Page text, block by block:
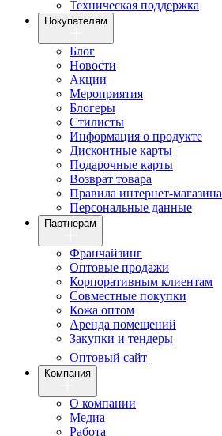
Техническая поддержка
Покупателям
Блог
Новости
Акции
Мероприятия
Блогеры
Стилисты
Информация о продукте
Дисконтные карты
Подарочные карты
Возврат товара
Правила интернет-магазина
Персональные данные
Партнерам
Франчайзинг
Оптовые продажи
Корпоративным клиентам
Совместные покупки
Кожа оптом
Аренда помещений
Закупки и тендеры
Оптовый сайт
Компания
О компании
Медиа
Работа